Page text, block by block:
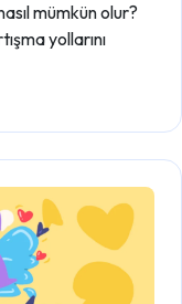
mümkün olur?
yollarını